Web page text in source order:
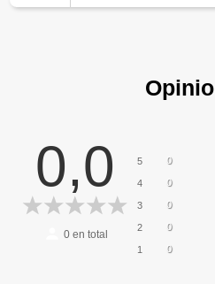
0,0
0en total
5 0
4 0
3 0
2 0
1 0